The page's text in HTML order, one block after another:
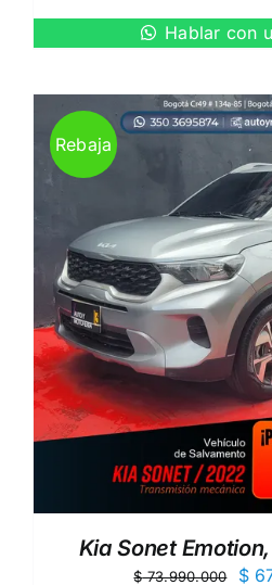
Hablar con
Rebaja
Kia Sonet
$73.990.000
El
$